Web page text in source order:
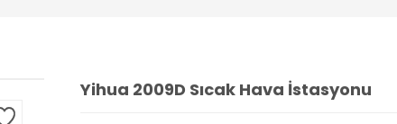
Yihua 2009D Sıcak Hava İstasyonu